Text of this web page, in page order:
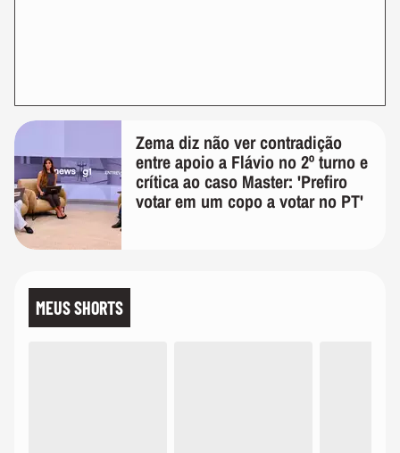
Zema diz não ver contradição
entre apoio a Flávio no 2º turno e
crítica ao caso Master: 'Prefiro
votar em um copo a votar no PT'
MEUS SHORTS